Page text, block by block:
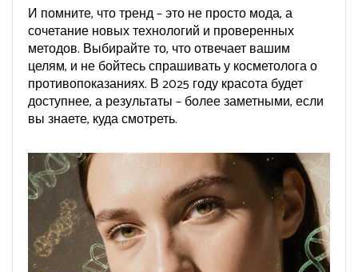
И помните, что тренд – это не просто мода, а
сочетание новых технологий и проверенных
методов. Выбирайте то, что отвечает вашим
целям, и не бойтесь спрашивать у косметолога о
противопоказаниях. В 2025 году красота будет
доступнее, а результаты – более заметными, если
вы знаете, куда смотреть.